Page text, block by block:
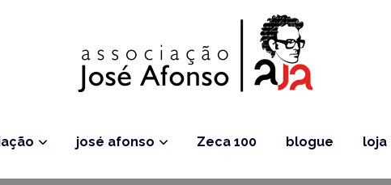
josé afonso Zeca 100 blogue loja